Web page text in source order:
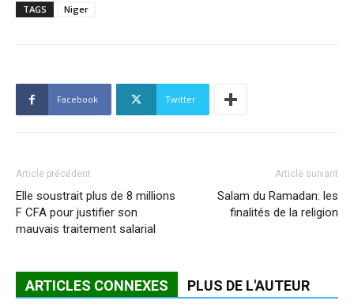
TAGS Niger
Facebook Twitter
Article précédent
Elle soustrait plus de 8 millions
F CFA pour justifier son
mauvais traitement salarial
Article suivant
Salam du Ramadan: les
finalités de la religion
ARTICLES CONNEXES PLUS DE L'AUTEUR